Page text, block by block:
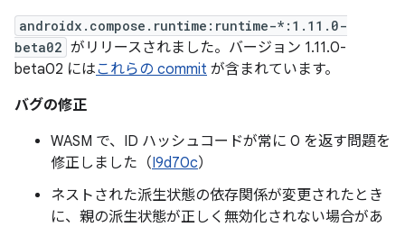
androidx.compose.runtime:runtime-*:1.11.0-
beta02 がリリースされました。バージョン 1.11.0-
beta02 にはこれらの commit が含まれています。
バグの修正
WASM で、ID ハッシュコードが常に 0 を返す問題を
修正しました（I9d70c）
ネストされた派生状態の依存関係が変更されたとき
に、親の派生状態が正しく無効化されない場合があ